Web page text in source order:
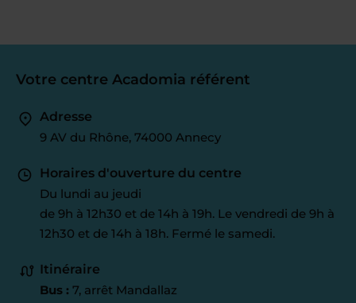
Votre centre Acadomia référent
Adresse
9 AV du Rhône, 74000 Annecy
Horaires d'ouverture du centre
Du lundi au jeudi
de 9h à 12h30 et de 14h à 19h. Le vendredi de 9h à
12h30 et de 14h à 18h. Fermé le samedi.
Itinéraire
Bus : 7, arrêt Mandallaz